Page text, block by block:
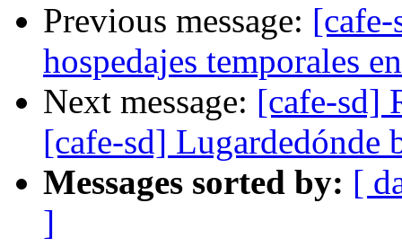
Previous message: [cafe-
hospedajes temporales
Next message: [cafe-sd]
[cafe-sd] Lugardedónde
Messages sorted by: [
]